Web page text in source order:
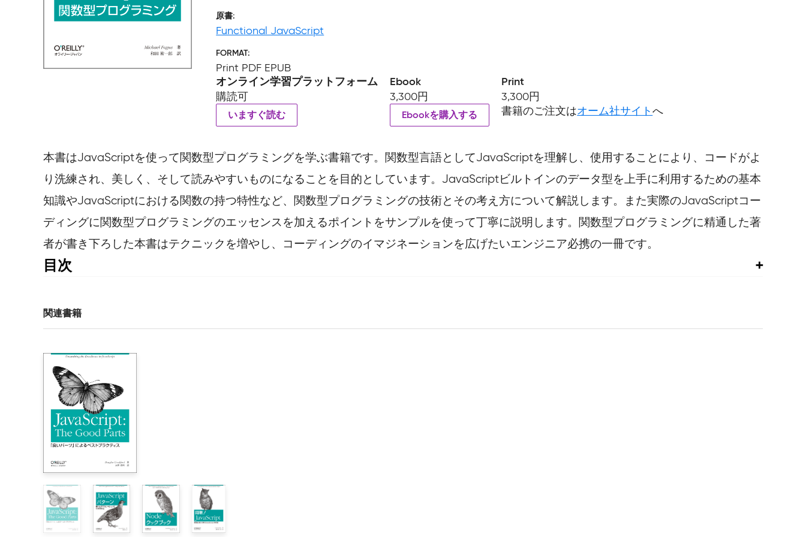
原書
Functional JavaScript
FORMAT
Print PDF EPUB
オンライン学習プラットフォーム
購読可
いますぐ読む
Ebook
3,300円
Ebookを購入する
Print
3,300円
書籍のご注文はオーム社サイトへ
本書はJavaScriptを使って関数型プログラミングを学ぶ書籍です。関数型言語としてJavaScriptを理解し、使用することにより、コードがよ
り洗練され、美しく、そして読みやすいものになることを目的としています。JavaScriptビルトインのデータ型を上手に利用するための基本
知識やJavaScriptにおける関数の持つ特性など、関数型プログラミングの技術とその考え方について解説します。また実際のJavaScriptコー
ディングに関数型プログラミングのエッセンスを加えるポイントをサンプルを使って丁寧に説明します。関数型プログラミングに精通した著
者が書き下ろした本書はテクニックを増やし、コーディングのイマジネーションを広げたいエンジニア必携の一冊です。
目次
訳者まえがき
はじめに
1章 関数型JavaScriptへのいざない
    1.1 JavaScriptに関する事実
    1.2 関数型プログラミングを始めるために
    1.3 Underscoreについて
    1.4 まとめ
2章 第一級関数と作用的プログラミング
    2.1 第一級要素としての関数
    2.3 まとめ
3章 JavaScriptにおける変数のスコープとクロージャ
関連書籍